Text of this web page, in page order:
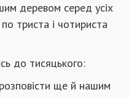
деревом серед усіх
триста і чотириста
до тисяцького:
ще й нашим